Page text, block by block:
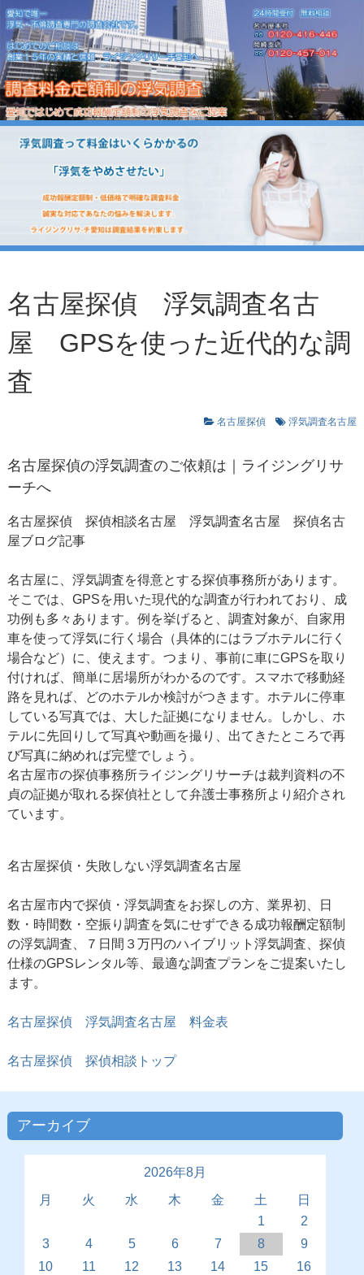
名古屋探偵 浮気調査名古
屋 GPSを使った近代的な調
査
名古屋探偵 浮気調査名古屋
名古屋探偵の浮気調査のご依頼は｜ライジングリサ
ーチへ
名古屋探偵 探偵相談名古屋 浮気調査名古屋 探偵名古
屋ブログ記事
名古屋に、浮気調査を得意とする探偵事務所があります。
そこでは、GPSを用いた現代的な調査が行われており、成
功例も多々あります。例を挙げると、調査対象が、自家用
車を使って浮気に行く場合（具体的にはラブホテルに行く
場合など）に、使えます。つまり、事前に車にGPSを取り
付ければ、簡単に居場所がわかるのです。スマホで移動経
路を見れば、どのホテルか検討がつきます。ホテルに停車
している写真では、大した証拠になりません。しかし、ホ
テルに先回りして写真や動画を撮り、出てきたところで再
び写真に納めれば完璧でしょう。
名古屋市の探偵事務所ライジングリサーチは裁判資料の不
貞の証拠が取れる探偵社として弁護士事務所より紹介され
ています。
名古屋探偵・失敗しない浮気調査名古屋
名古屋市内で探偵・浮気調査をお探しの方、業界初、日
数・時間数・空振り調査を気にせずできる成功報酬定額制
の浮気調査、７日間３万円のハイブリット浮気調査、探偵
仕様のGPSレンタル等、最適な調査プランをご提案いたし
ます。
名古屋探偵 浮気調査名古屋 料金表
名古屋探偵 探偵相談トップ
アーカイブ
2026年8月
月
火 水 木 金 土
日
1
2
3
4 5 6 7 8
9
10
11 12 13 14 15
16